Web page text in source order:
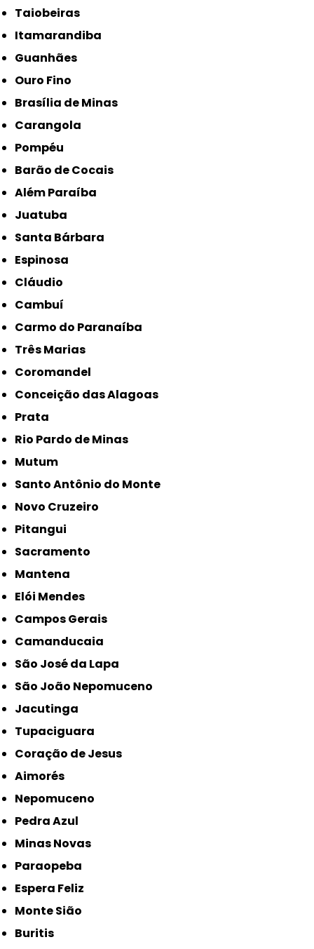
Taiobeiras
Itamarandiba
Guanhães
Ouro Fino
Brasília de Minas
Carangola
Pompéu
Barão de Cocais
Além Paraíba
Juatuba
Santa Bárbara
Espinosa
Cláudio
Cambuí
Carmo do Paranaíba
Três Marias
Coromandel
Conceição das Alagoas
Prata
Rio Pardo de Minas
Mutum
Santo Antônio do Monte
Novo Cruzeiro
Pitangui
Sacramento
Mantena
Elói Mendes
Campos Gerais
Camanducaia
São José da Lapa
São João Nepomuceno
Jacutinga
Tupaciguara
Coração de Jesus
Aimorés
Nepomuceno
Pedra Azul
Minas Novas
Paraopeba
Espera Feliz
Monte Sião
Buritis